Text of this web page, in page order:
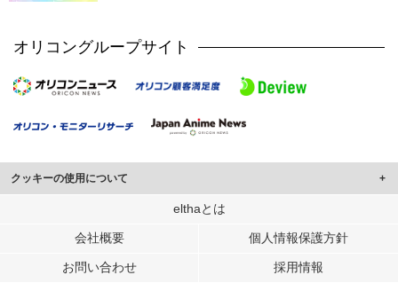
オリコングループサイト
クッキーの使用について
このサイトでは Cookie を使用して、ユーザーに合わせたコンテンツや広告の
行っています。
メディアや広告配信、データ解析の各パートナーに提供しています。
elthaとは
会社概要 個人情報保護方針
お問い合わせ 採用情報